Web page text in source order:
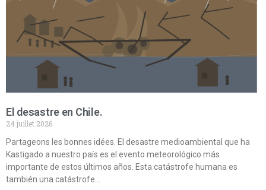
El desastre en Chile.
24 juillet 2026
Partageons les bonnes idées. El desastre medioambiental que ha
Kastigado a nuestro país es el evento meteorológico más
importante de estos últimos años. Esta catástrofe humana es
también una catástrofe…